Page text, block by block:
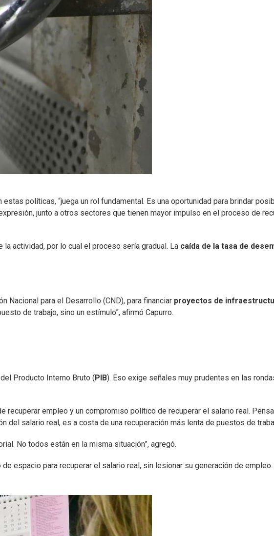
estas políticas, “juega un rol fundamental. Es una oportunidad para brindar
junto a otros sectores que tienen mayor impulso en el proceso de
la actividad, por lo cual el proceso sería gradual. La caída de la tasa de
Nacional para el Desarrollo (CND), para financiar proyectos de
de trabajo, sino un estímulo”, afirmó Capurro.
Producto Interno Bruto (PIB). Eso exige señales muy prudentes en las
recuperar empleo y un compromiso político de recuperar el salario real.
salario real, es a costa de una recuperación más lenta de puestos de
No todos están en la misma situación”, agregó.
espacio para recuperar el salario real, sin lesionar su generación de